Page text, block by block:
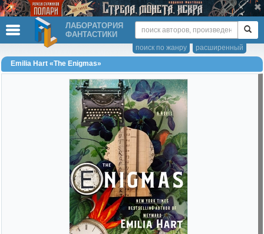
ЛАБОРАТОРИЯ
ФАНТАСТИКИ
расширенный
поиск по жанру
Emilia Hart «The Enigmas»